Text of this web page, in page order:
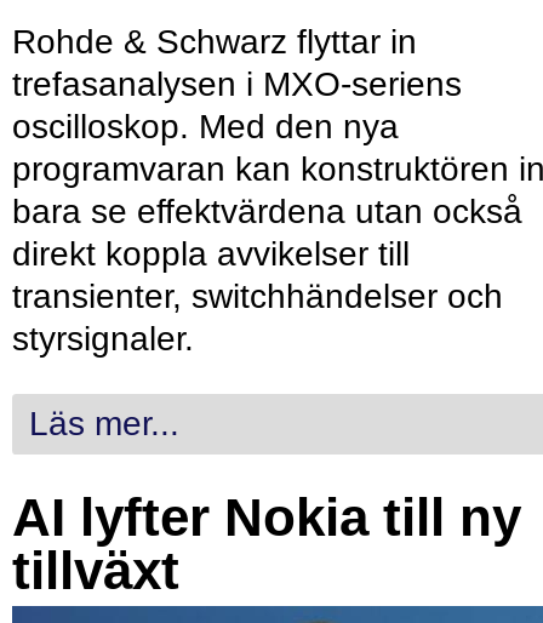
Rohde & Schwarz flyttar in
trefasanalysen i MXO-seriens
oscilloskop. Med den nya
programvaran kan konstruktören
bara se effektvärdena utan också
direkt koppla avvikelser till
transienter, switchhändelser och
styrsignaler.
Läs mer...
AI lyfter Nokia till ny
tillväxt